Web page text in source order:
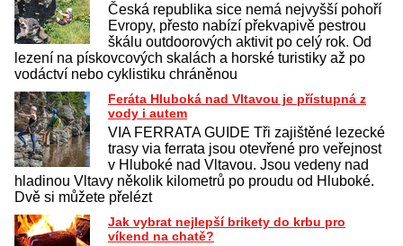
Česká republika sice nemá nejvyšší pohoří
Evropy, přesto nabízí překvapivě pestrou
škálu outdoorových aktivit po celý rok. Od
lezení na pískovcových skalách a horské turistiky až po
vodáctví nebo cyklistiku chráněnou
Feráta Hluboká nad Vltavou je přístupná z
vody i autem
VIA FERRATA GUIDE Tři zajištěné lezecké
trasy via ferrata jsou otevřené pro veřejnost
v Hluboké nad Vltavou. Jsou vedeny nad
hladinou Vltavy několik kilometrů po proudu od Hluboké.
Dvě si můžete přelézt
Jak vybrat nejlepší brikety do krbu pro
víkend na chatě?